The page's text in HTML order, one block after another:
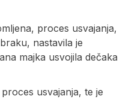
proces usvajanja,
nastavila je
majka usvojila dečaka
usvajanja, te je